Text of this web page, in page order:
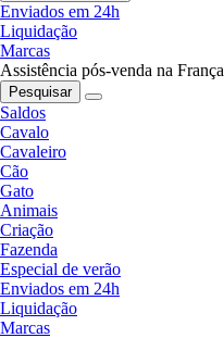
Enviados em 24h
Liquidação
Marcas
Assistência pós-venda na França
Pesquisar
Saldos
Cavalo
Cavaleiro
Cão
Gato
Animais
Criação
Fazenda
Especial de verão
Enviados em 24h
Liquidação
Marcas